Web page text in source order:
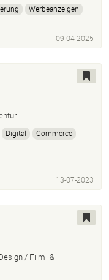
Werbeanzeigen
09-04-2025
Digital
Commerce
13-07-2023
/ Film- &